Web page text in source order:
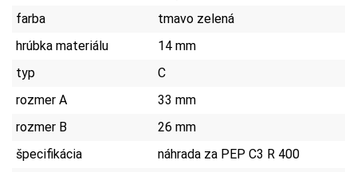
farba
tmavo zelená
hrúbka materiálu
14 mm
typ
C
rozmer A
33 mm
rozmer B
26 mm
špecifikácia
náhrada za PEP C3 R 400